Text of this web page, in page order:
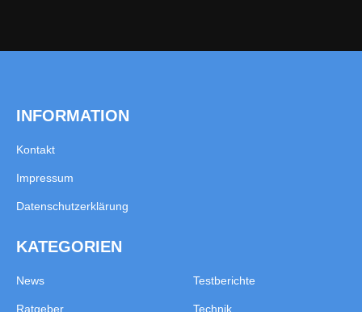
INFORMATION
Kontakt
Impressum
Datenschutzerklärung
KATEGORIEN
News Testberichte
Ratgeber Technik